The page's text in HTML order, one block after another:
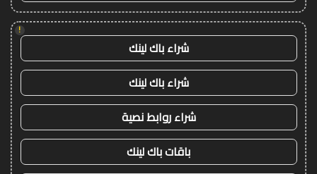
!
شراء باك لينك
شراء باك لينك
شراء روابط نصية
باقات باك لينك